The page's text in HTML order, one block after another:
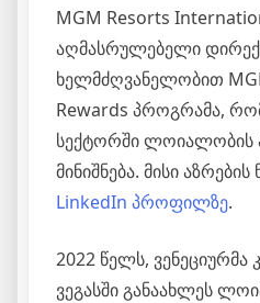
MGM Resorts
აღმასრულებელი
ხელმძღვანელობით
Rewards პროგრამა,
სექტორში ლოიალობის
მინიშნება. მისი
LinkedIn პროფილზე.
2022 წელს,
ვეგასში განაახლეს